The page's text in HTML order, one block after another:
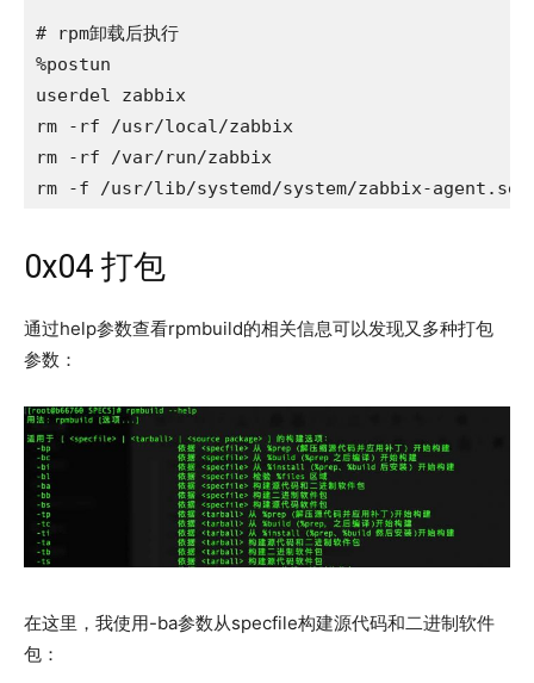
# rpm卸载后执行
%postun
userdel zabbix
rm -rf /usr/local/zabbix
rm -rf /var/run/zabbix
0x04 打包
通过help参数查看rpmbuild的相关信息可以发现又多种打包
参数：
在这里，我使用-ba参数从specfile构建源代码和二进制软件
包：